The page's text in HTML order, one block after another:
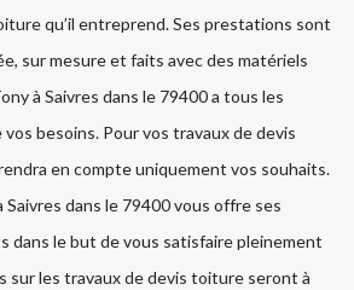
qu’il entreprend. Ses prestations sont
sur mesure et faits avec des matériels
à Saivres dans le 79400 a tous les
besoins. Pour vos travaux de devis
en compte uniquement vos souhaits.
Saivres dans le 79400 vous offre ses
dans le but de vous satisfaire pleinement
sur les travaux de devis toiture seront à